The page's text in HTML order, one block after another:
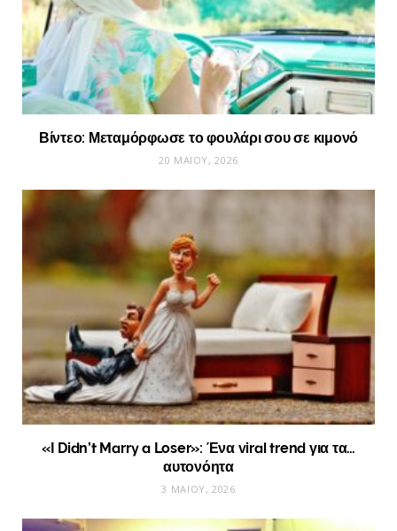
Βίντεο: Μεταμόρφωσε το φουλάρι σου σε κιμονό
20 ΜΑΪ́ΟΥ, 2026
«I Didn’t Marry a Loser»: Ένα viral trend για τα…
αυτονόητα
3 ΜΑΪ́ΟΥ, 2026